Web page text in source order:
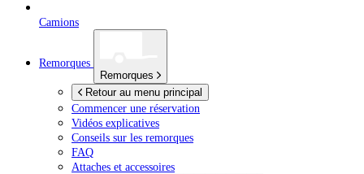
Camions
Remorques
Remorques
Retour au menu principal
Commencer une réservation
Vidéos explicatives
Conseils sur les remorques
FAQ
Attaches et accessoires